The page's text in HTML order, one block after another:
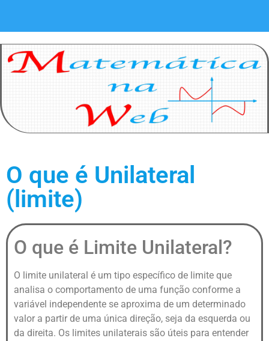
O que é Unilateral
(limite)
O que é Limite Unilateral?
O limite unilateral é um tipo específico de limite que
analisa o comportamento de uma função conforme a
variável independente se aproxima de um determinado
valor a partir de uma única direção, seja da esquerda ou
da direita. Os limites unilaterais são úteis para entender